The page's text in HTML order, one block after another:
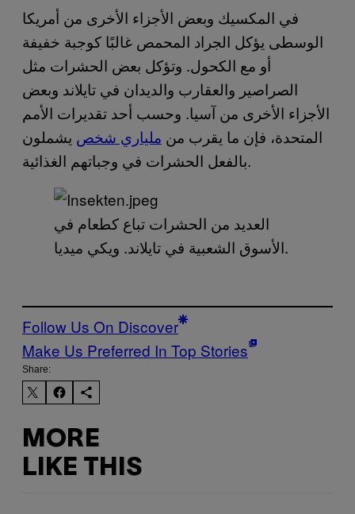
في المكسيك وبعض الأجزاء الأخرى من أمريكا
الوسطى يؤكل الجراد المحمص غالبًا كوجبة خفيفة
أو مع الكحول. وتؤكل بعض الحشرات مثل
الصراصير والعقارب والديدان في تايلاند وبعض
الأجزاء الأخرى من آسيا. وحسب أحد تقديرات الأمم
المتحدة، فإن ما يقرب من ملياري شخص يشملون
بالفعل الحشرات في وجباتهم الغذائية.
العديد من الحشرات تباع كطعام في
الأسوق الشعبية في تايلاند. ويكي ميديا.
Follow Us On Discover
Make Us Preferred In Top Stories
Share:
MORE
LIKE THIS